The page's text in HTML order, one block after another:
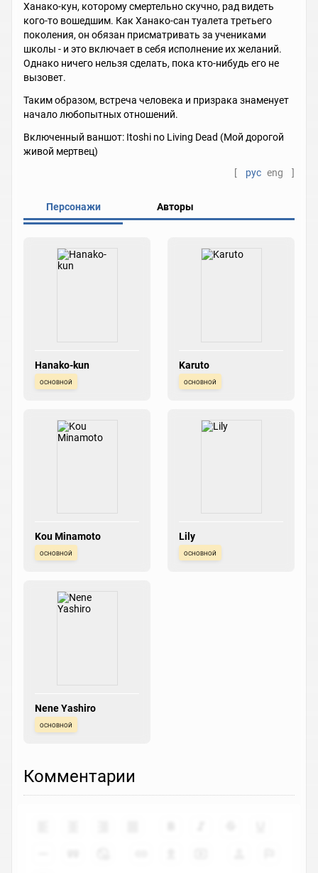
Ханако-кун, которому смертельно скучно, рад видеть
кого-то вошедшим. Как Ханако-сан туалета третьего
поколения, он обязан присматривать за учениками
школы - и это включает в себя исполнение их желаний.
Однако ничего нельзя сделать, пока кто-нибудь его не
вызовет.
Таким образом, встреча человека и призрака знаменует
начало любопытных отношений.
Включенный ваншот: Itoshi no Living Dead (Мой дорогой
живой мертвец)
[
рус eng ]
Персонажи Авторы
Hanako-kun
основной
Karuto
основной
Kou Minamoto
основной
Lily
основной
Nene Yashiro
основной
Комментарии